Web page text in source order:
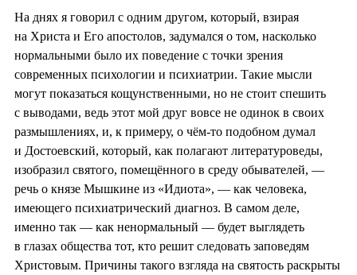
На днях я говорил с одним другом, который, взирая
на Христа и Его апостолов, задумался о том, насколько
нормальными было их поведение с точки зрения
современных психологии и психиатрии. Такие мысли
могут показаться кощунственными, но не стоит спешить
с выводами, ведь этот мой друг вовсе не одинок в своих
размышлениях, и, к примеру, о чём-то подобном думал
и Достоевский, который, как полагают литературоведы,
изобразил святого, помещённого в среду обывателей, —
речь о князе Мышкине из «Идиота», — как человека,
имеющего психиатрический диагноз. В самом деле,
именно так — как ненормальный — будет выглядеть
в глазах общества тот, кто решит следовать заповедям
Христовым. Причины такого взгляда на святость раскрыты